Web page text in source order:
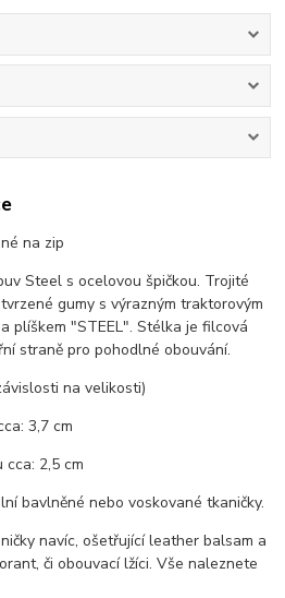
na zip
Steel s ocelovou špičkou. Trojité
gumy s výrazným traktorovým
plíškem "STEEL". Stélka je filcová
straně pro pohodlné obouvání.
na velikosti)
3,7 cm
2,5 cm
bavlněné nebo voskované tkaničky.
navíc, ošetřující leather balsam a
či obouvací lžíci. Vše naleznete